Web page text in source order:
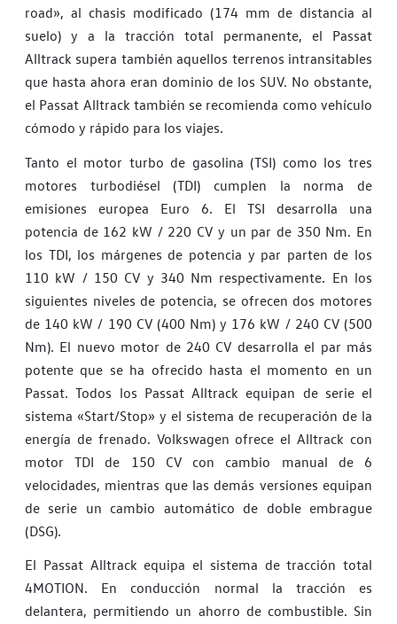
road», al chasis modificado (174 mm de distancia al
suelo) y a la tracción total permanente, el Passat
Alltrack supera también aquellos terrenos intransitables
que hasta ahora eran dominio de los SUV. No obstante,
el Passat Alltrack también se recomienda como vehículo
cómodo y rápido para los viajes.
Tanto el motor turbo de gasolina (TSI) como los tres
motores turbodiésel (TDI) cumplen la norma de
emisiones europea Euro 6. El TSI desarrolla una
potencia de 162 kW / 220 CV y un par de 350 Nm. En
los TDI, los márgenes de potencia y par parten de los
110 kW / 150 CV y 340 Nm respectivamente. En los
siguientes niveles de potencia, se ofrecen dos motores
de 140 kW / 190 CV (400 Nm) y 176 kW / 240 CV (500
Nm). El nuevo motor de 240 CV desarrolla el par más
potente que se ha ofrecido hasta el momento en un
Passat. Todos los Passat Alltrack equipan de serie el
sistema «Start/Stop» y el sistema de recuperación de la
energía de frenado. Volkswagen ofrece el Alltrack con
motor TDI de 150 CV con cambio manual de 6
velocidades, mientras que las demás versiones equipan
de serie un cambio automático de doble embrague
(DSG).
El Passat Alltrack equipa el sistema de tracción total
4MOTION. En conducción normal la tracción es
delantera, permitiendo un ahorro de combustible. Sin